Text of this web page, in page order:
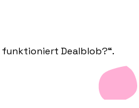
funktioniert Dealblob?“.